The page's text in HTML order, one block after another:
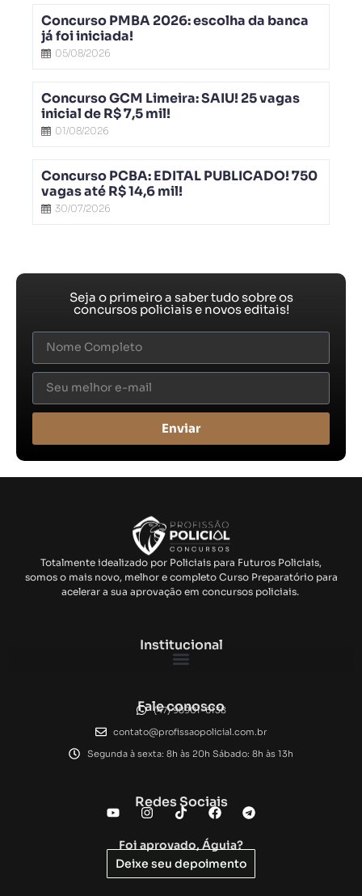
Concurso PMBA 2026: escolha da banca
já foi iniciada!
05/08/2026
Concurso GCM Limeira: SAIU! 25 vagas
inicial de R$ 7,5 mil!
01/08/2026
Concurso PCBA: EDITAL PUBLICADO! 750
vagas até R$ 14,6 mil!
30/07/2026
Seja o primeiro a saber tudo sobre os
concursos policiais e novos editais!
Enviar
Totalmente idealizado por Policiais para Futuros Policiais,
somos o mais novo, melhor e completo Curso Preparatório para
acelerar a sua aprovação em concursos policiais.
Institucional
Fale conosco
(47) 98901-6138
contato@profissaopolicial.com.br
Segunda à sexta: 8h às 20h Sábado: 8h às 13h
Redes Sociais
Foi aprovado, Águia?
Deixe seu depoimento